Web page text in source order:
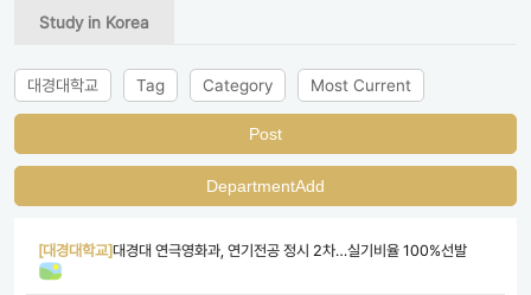
Study in Korea
대경대학교 Tag Category Most Current
Post
DepartmentAdd
[대경대학교]대경대 연극영화과, 연기전공 정시 2차…실기비율 100%선발